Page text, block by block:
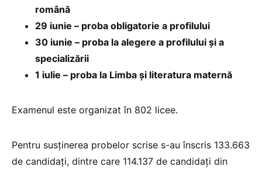
română
29 iunie – proba obligatorie a profilului
30 iunie – proba la alegere a profilului și a
specializării
1 iulie – proba la Limba și literatura maternă
Examenul este organizat în 802 licee.
Pentru susținerea probelor scrise s-au înscris 133.663
de candidați, dintre care 114.137 de candidați din